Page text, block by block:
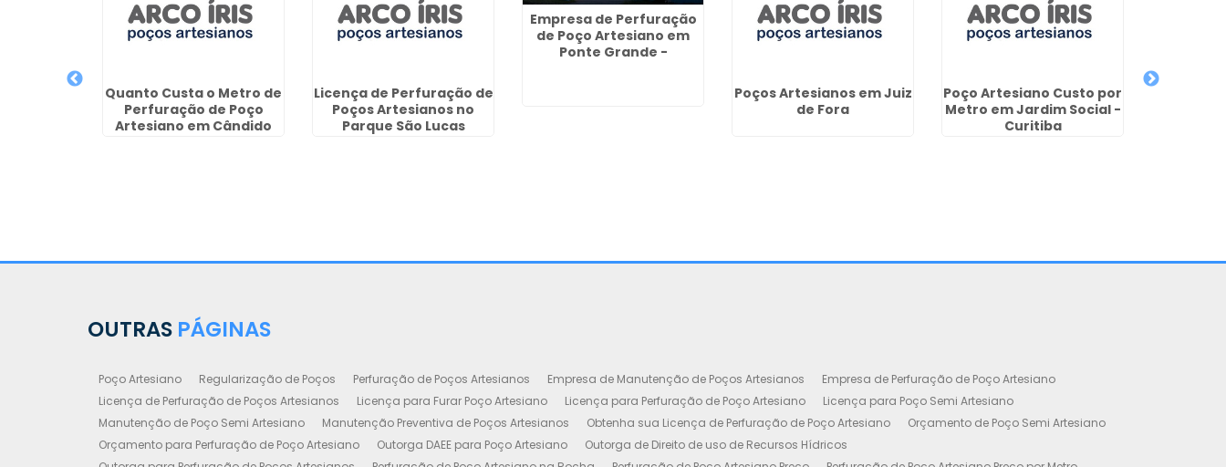
Quanto Custa o Metro de
Perfuração de Poço
Artesiano em Cândido
Licença de Perfuração de
Poços Artesianos no
Parque São Lucas
Empresa de Perfuração
de Poço Artesiano em
Ponte Grande -
Poços Artesianos em Juiz
de Fora
Poço Artesiano Custo por
Metro em Jardim Social -
Curitiba
OUTRAS PÁGINAS
Poço Artesiano Regularização de Poços Perfuração de Poços Artesianos Empresa de Manutenção de Poços Artesianos
Empresa de Perfuração de Poço Artesiano
Licença de Perfuração de Poços Artesianos
Licença para Furar Poço Artesiano Licença para Perfuração de Poço Artesiano
Licença para Poço Semi Artesiano
Manutenção de Poço Semi Artesiano
Manutenção Preventiva de Poços Artesianos Obtenha sua Licença de Perfuração de Poço Artesiano
Orçamento de Poço Semi Artesiano
Orçamento para Perfuração de Poço Artesiano
Outorga DAEE para Poço Artesiano
Outorga de Direito de uso de Recursos Hídricos